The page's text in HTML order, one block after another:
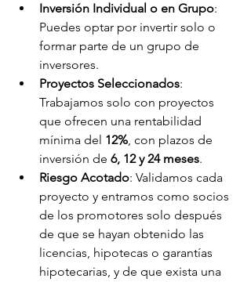
Inversión Individual o en Grupo:
Puedes optar por invertir solo o
formar parte de un grupo de
inversores.
Proyectos Seleccionados:
Trabajamos solo con proyectos
que ofrecen una rentabilidad
mínima del 12%, con plazos de
inversión de 6, 12 y 24 meses.
Riesgo Acotado: Validamos cada
proyecto y entramos como socios
de los promotores solo después
de que se hayan obtenido las
licencias, hipotecas o garantías
hipotecarias, y de que exista una